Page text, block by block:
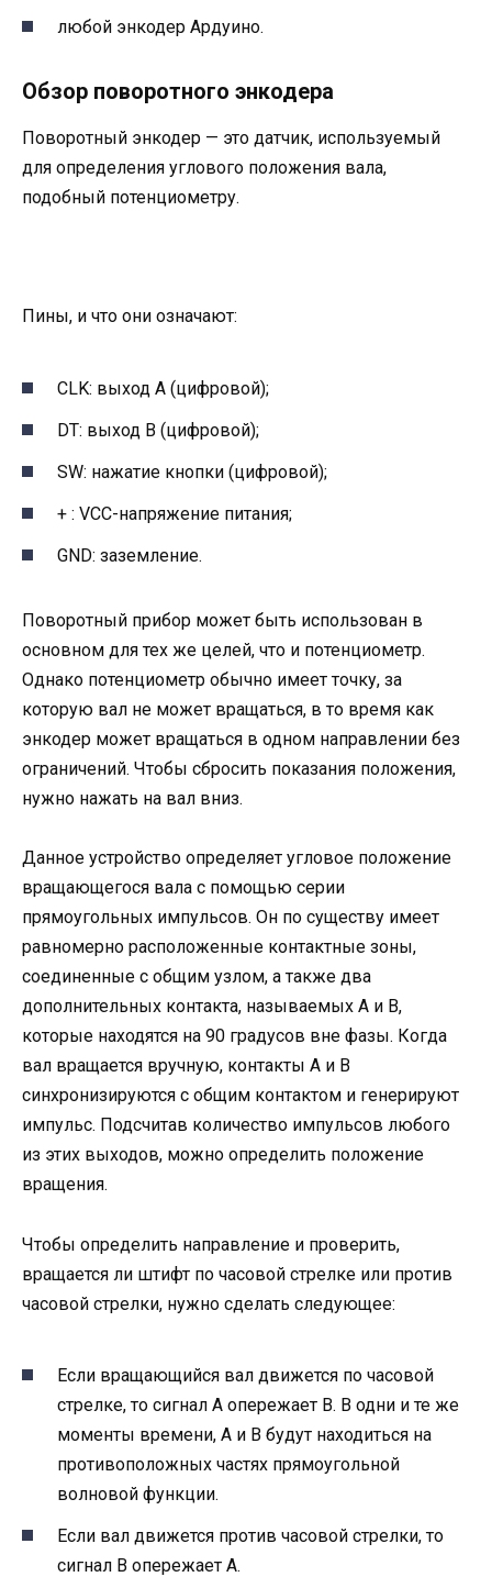
любой энкодер Ардуино.
Обзор поворотного энкодера
Поворотный энкодер — это датчик, используемый
для определения углового положения вала,
подобный потенциометру.
Пины, и что они означают:
CLK: выход A (цифровой);
DT: выход B (цифровой);
SW: нажатие кнопки (цифровой);
+ : VCC-напряжение питания;
GND: заземление.
Поворотный прибор может быть использован в
основном для тех же целей, что и потенциометр.
Однако потенциометр обычно имеет точку, за
которую вал не может вращаться, в то время как
энкодер может вращаться в одном направлении без
ограничений. Чтобы сбросить показания положения,
нужно нажать на вал вниз.
Данное устройство определяет угловое положение
вращающегося вала с помощью серии
прямоугольных импульсов. Он по существу имеет
равномерно расположенные контактные зоны,
соединенные с общим узлом, а также два
дополнительных контакта, называемых A и B,
которые находятся на 90 градусов вне фазы. Когда
вал вращается вручную, контакты A и B
синхронизируются с общим контактом и генерируют
импульс. Подсчитав количество импульсов любого
из этих выходов, можно определить положение
вращения.
Чтобы определить направление и проверить,
вращается ли штифт по часовой стрелке или против
часовой стрелки, нужно сделать следующее:
Если вращающийся вал движется по часовой
стрелке, то сигнал A опережает B. В одни и те же
моменты времени, A и B будут находиться на
противоположных частях прямоугольной
волновой функции.
Если вал движется против часовой стрелки, то
сигнал B опережает A.